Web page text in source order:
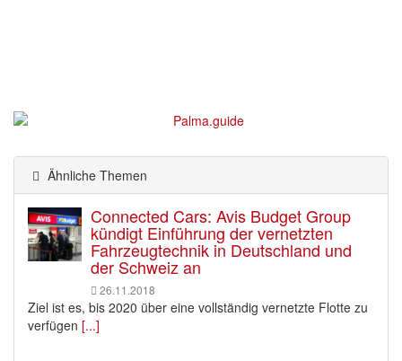
Ähnliche Themen
Connected Cars: Avis Budget Group
kündigt Einführung der vernetzten
Fahrzeugtechnik in Deutschland und
der Schweiz an
26.11.2018
Ziel ist es, bis 2020 über eine vollständig vernetzte Flotte zu
verfügen [...]